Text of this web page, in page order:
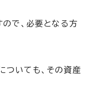
で、必要となる方
ついても、その資産